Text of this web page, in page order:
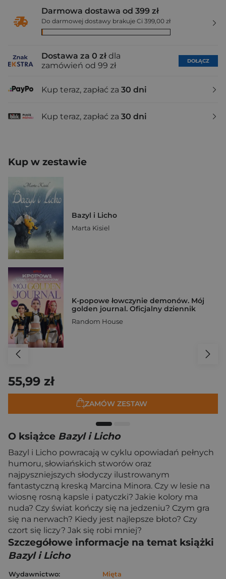
Darmowa dostawa od 399 zł
Do darmowej dostawy brakuje Ci 399,00 zł
Dostawa za 0 zł dla
zamówień od 99 zł
DOŁĄCZ
Kup teraz, zapłać za 30 dni
Kup teraz, zapłać za 30 dni
Kup w zestawie
Bazyl i Licho
Marta Kisiel
K-popowe łowczynie demonów. Mój
golden journal. Oficjalny dziennik
Random House
55,99 zł
ZAMÓW ZESTAW
O książce Bazyl i Licho
Bazyl i Licho powracają w cyklu opowiadań pełnych
humoru, słowiańskich stworów oraz
najpyszniejszych słodyczy ilustrowanym
fantastyczną kreską Marcina Minora. Czy w lesie na
wiosnę rosną kapsle i patyczki? Jakie kolory ma
nuda? Czy świat kończy się na jedzeniu? Czym gra
się na nerwach? Kiedy jest najlepsze błoto? Czy
czort się liczy? Jak się robi mniej?
Szczegółowe informacje na temat książki
Bazyl i Licho
Wydawnictwo:
Mięta